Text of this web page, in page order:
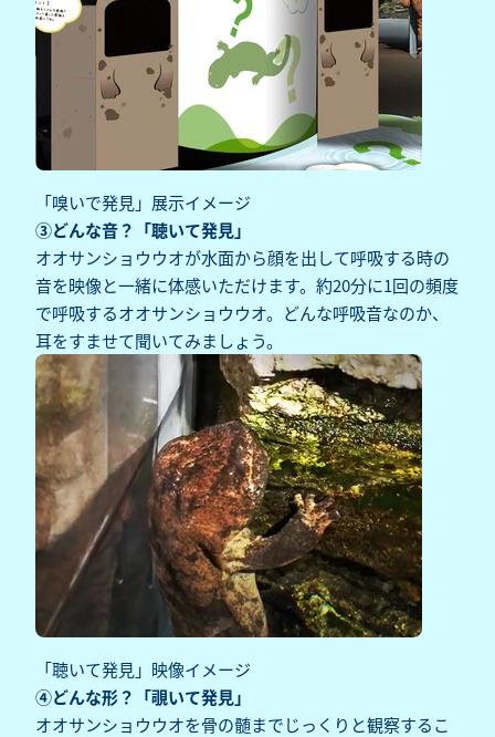
「嗅いで発見」展示イメージ
③どんな音？「聴いて発見」
オオサンショウウオが水面から顔を出して呼吸する時の
音を映像と一緒に体感いただけます。約20分に1回の頻度
で呼吸するオオサンショウウオ。どんな呼吸音なのか、
耳をすませて聞いてみましょう。
「聴いて発見」映像イメージ
④どんな形？「覗いて発見」
オオサンショウウオを骨の髄までじっくりと観察するこ